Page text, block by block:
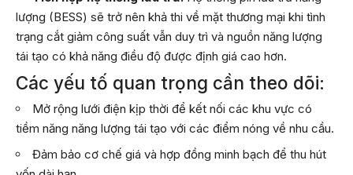
lượng (BESS) sẽ trở nên khả thi về mặt thương mại khi tình
trạng cắt giảm công suất vẫn duy trì và nguồn năng lượng
tái tạo có khả năng điều độ được định giá cao hơn.
Các yếu tố quan trọng cần theo dõi:
Mở rộng lưới điện kịp thời để kết nối các khu vực có
tiềm năng năng lượng tái tạo với các điểm nóng về nhu cầu.
Đảm bảo cơ chế giá và hợp đồng minh bạch để thu hút